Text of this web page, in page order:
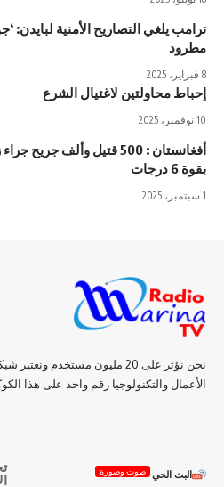
ترامب يلغي التصاريح الأمنية لبايدن:
مطرود
8 فبراير، 2025
إحباط محاولتين لاغتيال الشرع
10 نوفمبر، 2025
أفغانستان : 500 قتيل وألف جريح
بقوة 6 درجات
1 سبتمبر، 2025
نحن نؤثر على 20 مليون مستخدم ونعتبر
الأعمال والتكنولوجيا رقم واحد على هذا
البث الحي صوت وصورة